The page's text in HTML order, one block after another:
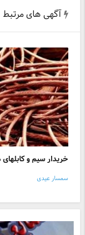
آگهی های مرتبط
خریدار سیم و
سمسار عیدی